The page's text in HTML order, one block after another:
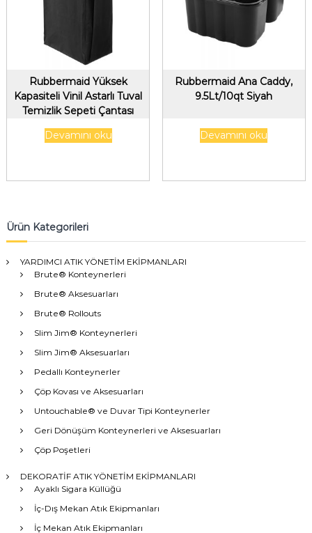
Rubbermaid Yüksek
Kapasiteli Vinil Astarlı Tuval
Temizlik Sepeti Çantası
113Lt/30Gal Siyah
Devamını oku
Rubbermaid Ana Caddy,
9.5Lt/10qt Siyah
Devamını oku
Ürün Kategorileri
YARDIMCI ATIK YÖNETİM EKİPMANLARI
Brute® Konteynerleri
Brute® Aksesuarları
Brute® Rollouts
Slim Jim® Konteynerleri
Slim Jim® Aksesuarları
Pedallı Konteynerler
Çöp Kovası ve Aksesuarları
Untouchable® ve Duvar Tipi Konteynerler
Geri Dönüşüm Konteynerleri ve Aksesuarları
Çöp Poşetleri
DEKORATİF ATIK YÖNETİM EKİPMANLARI
Ayaklı Sigara Küllüğü
İç-Dış Mekan Atık Ekipmanları
İç Mekan Atık Ekipmanları